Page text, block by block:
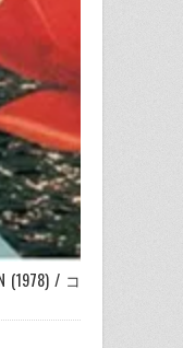
(1978) / コチンの月